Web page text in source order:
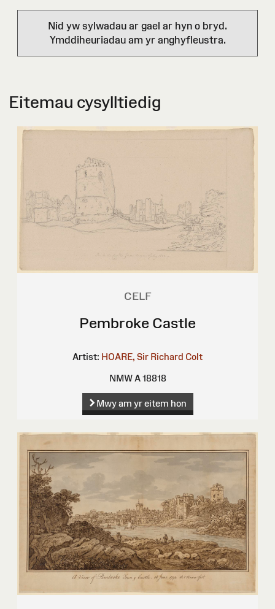
Nid yw sylwadau ar gael ar hyn o bryd.
Ymddiheuriadau am yr anghyfleustra.
Eitemau cysylltiedig
CELF
Pembroke Castle
Artist: HOARE, Sir Richard Colt
NMW A 18818
Mwy am yr eitem hon